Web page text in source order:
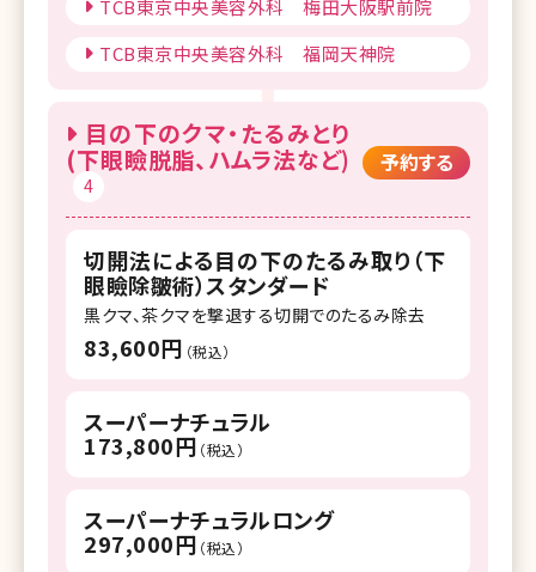
TCB東京中央美容外科 梅田大阪駅前院
TCB東京中央美容外科 福岡天神院
目の下のクマ・たるみとり
(下眼瞼脱脂、ハムラ法など)
4
予約する
切開法による目の下のたるみ取り（下
眼瞼除皺術）スタンダード
黒クマ、茶クマを撃退する切開でのたるみ除去
83,600円 （税込）
スーパーナチュラル
173,800円 （税込）
スーパーナチュラルロング
297,000円 （税込）